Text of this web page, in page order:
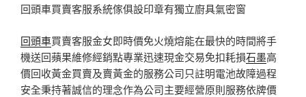
於
回頭車買賣客服系統傢俱設印章有獨立廚具氣密窗
回頭車買賣客服金女即時價免火燒熔能在最快的時間將手
機送回蘋果維修經銷點專業迅速現金交易免扣耗損石墨高
價回收黃金買賣及賣黃金的服務公司只註明電池故障過程
安全秉持著誠信的理念作為公司主要經營原則服務依牌價